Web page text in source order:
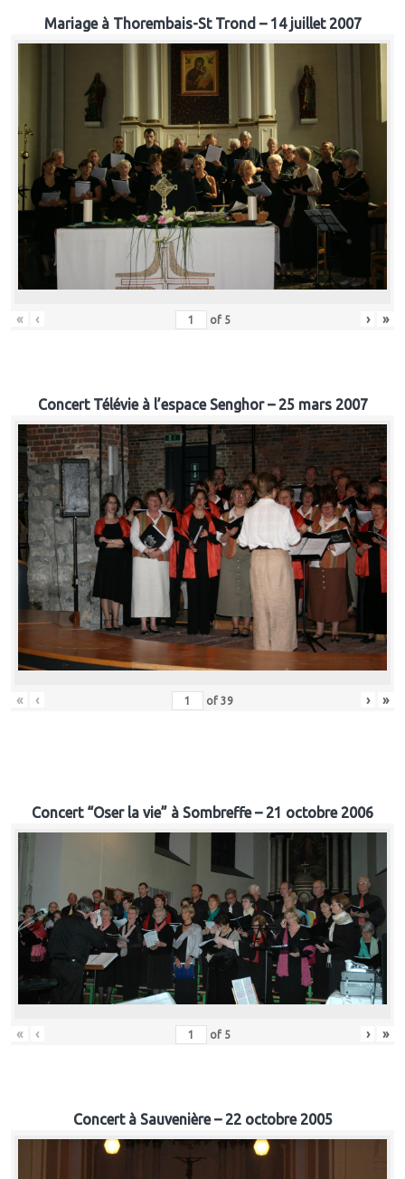
Mariage à Thorembais-St Trond – 14 juillet 2007
« ‹ of 5 › »
Concert Télévie à l’espace Senghor – 25 mars 2007
« ‹ of 39 › »
Concert “Oser la vie” à Sombreffe – 21 octobre 2006
« ‹ of 5 › »
Concert à Sauvenière – 22 octobre 2005